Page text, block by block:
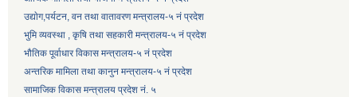
उद्याेग,पर्यटन, वन तथा वातावरण मन्त्रालय-५ नं प्रदेश
भुमि व्यवस्था , कृषि तथा सहकारी मन्त्रालय-५ नं प्रदेश
भौतिक पूर्वाधार विकास मन्त्रालय-५ नं प्रदेश
अन्तरिक मामिला तथा कानुन मन्त्रालय-५ नं प्रदेश
सामाजिक विकास मन्त्रालय प्रदेश नं. ५